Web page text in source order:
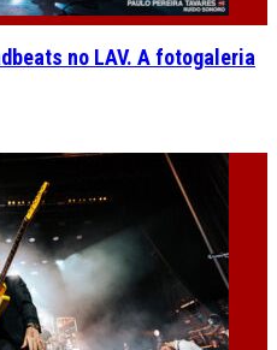
no LAV. A fotogaleria